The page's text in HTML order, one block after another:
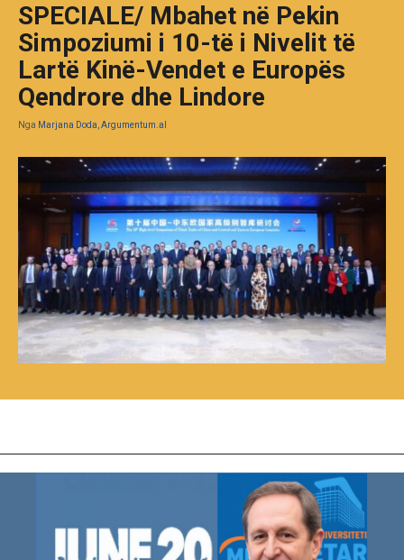
SPECIALE/ Mbahet në Pekin
Simpoziumi i 10-të i Nivelit të
Lartë Kinë-Vendet e Europës
Qendrore dhe Lindore
Nga Marjana Doda, Argumentum.al